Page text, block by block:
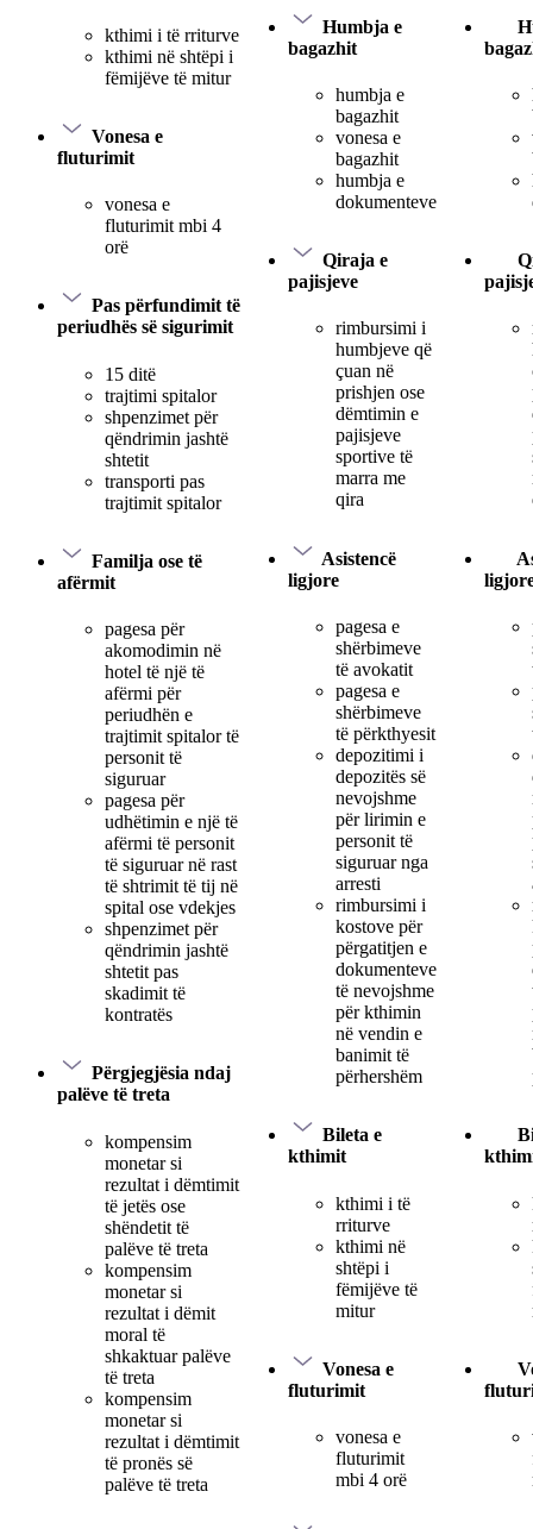
kthimi i të rriturve
kthimi në shtëpi i
fëmijëve të mitur
Vonesa e
fluturimit
vonesa e
fluturimit mbi 4
orë
Pas përfundimit të
periudhës së sigurimit
15 ditë
trajtimi spitalor
shpenzimet për
qëndrimin jashtë
shtetit
transporti pas
trajtimit spitalor
Familja ose të
afërmit
pagesa për
akomodimin në
hotel të një të
afërmi për
periudhën e
trajtimit spitalor të
personit të
siguruar
pagesa për
udhëtimin e një të
afërmi të personit
të siguruar në rast
të shtrimit të tij në
spital ose vdekjes
shpenzimet për
qëndrimin jashtë
shtetit pas
skadimit të
kontratës
Përgjegjësia ndaj
palëve të treta
kompensim
monetar si
rezultat i dëmtimit
të jetës ose
shëndetit të
palëve të treta
kompensim
monetar si
rezultat i dëmit
moral të
shkaktuar palëve
të treta
kompensim
monetar si
rezultat i dëmtimit
të pronës së
palëve të treta
Humbja e
bagazhit
humbja e
bagazhit
vonesa e
bagazhit
humbja e
dokumenteve
Qiraja e
pajisjeve
rimbursimi i
humbjeve që
çuan në
prishjen ose
dëmtimin e
pajisjeve
sportive të
marra me
qira
Asistencë
ligjore
pagesa e
shërbimeve
të avokatit
pagesa e
shërbimeve
të përkthyesit
depozitimi i
depozitës së
nevojshme
për lirimin e
personit të
siguruar nga
arresti
rimbursimi i
kostove për
përgatitjen e
dokumenteve
të nevojshme
për kthimin
në vendin e
banimit të
përhershëm
Bileta e
kthimit
kthimi i të
rriturve
kthimi në
shtëpi i
fëmijëve të
mitur
Vonesa e
fluturimit
vonesa e
fluturimit
mbi 4 orë